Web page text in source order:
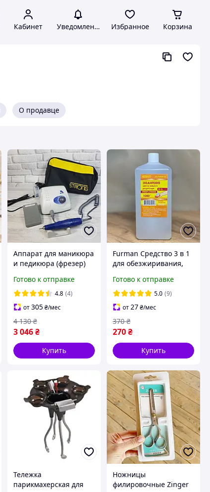
Кабинет Уведомления Избранное Корзина
О продавце
Аппарат для маникюра
и педикюра (фрезер)
(LUX)
Готово к отправке
4.8 (4)
от305 ₴/мес
3 046 ₴
4 130 ₴
Купить
Furman Средство 3 в 1
для обезжиривания,
дегидрации, 1000 мл
Готово к отправке
5.0 (9)
от27₴/мес
270₴
370 ₴
Купить
Тележка
парикмахерская для
Ножницы
филировочные Zinger